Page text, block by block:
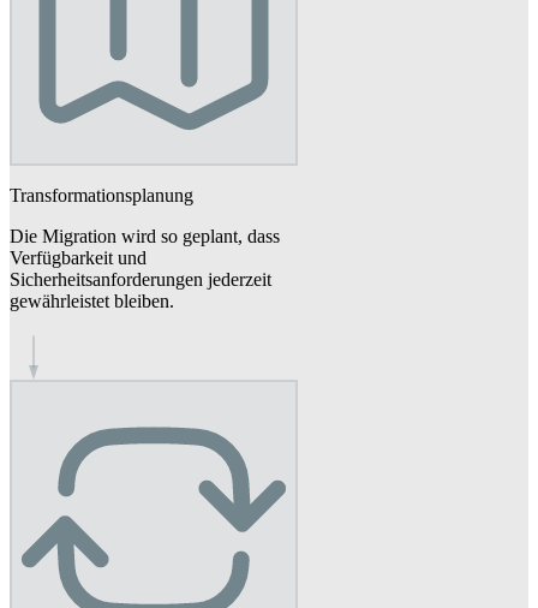
Transformations­planung
Die Migration wird so geplant, dass
Verfügbarkeit und
Sicherheitsanforderungen jederzeit
gewährleistet bleiben.